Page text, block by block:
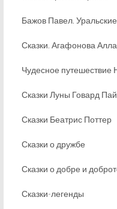
Бажов Павел.
Сказки. Агафонова Алла
Чудесное путешествие
Сказки Луны Говард
Сказки Беатрис Поттер
Сказки о дружбе
Сказки о добре и
Сказки-легенды